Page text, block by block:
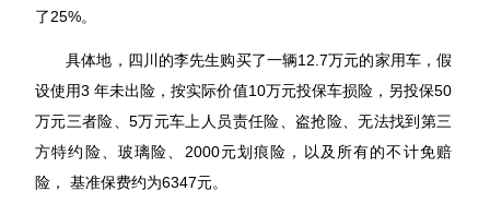
了25%。
具体地，四川的李先生购买了一辆12.7万元的家用车，假
设使用3 年未出险，按实际价值10万元投保车损险，另投保50
万元三者险、5万元车上人员责任险、盗抢险、无法找到第三
方特约险、玻璃险、2000元划痕险，以及所有的不计免赔
险， 基准保费约为6347元。